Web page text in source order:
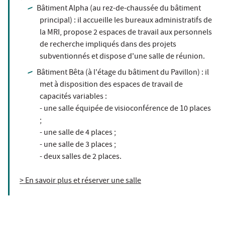
Bâtiment Alpha (au rez-de-chaussée du bâtiment
principal) : il accueille les bureaux administratifs de
la MRI, propose 2 espaces de travail aux personnels
de recherche impliqués dans des projets
subventionnés et dispose d'une salle de réunion.
Bâtiment Bêta (à l'étage du bâtiment du Pavillon) : il
met à disposition des espaces de travail de
capacités variables :
- une salle équipée de visioconférence de 10 places
;
- une salle de 4 places ;
- une salle de 3 places ;
- deux salles de 2 places.
> En savoir plus et réserver une salle